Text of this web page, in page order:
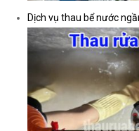
Dịch vụ thau bể nước